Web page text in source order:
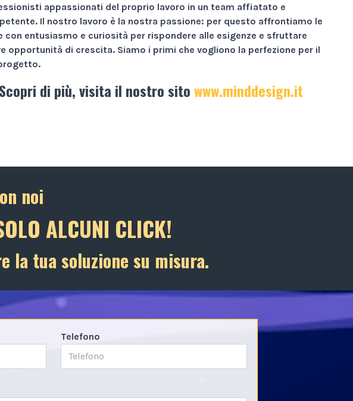
appassionati del proprio lavoro in un team affiatato e
Il nostro lavoro è la nostra passione: per questo affrontiamo le
con entusiasmo e curiosità per rispondere alle esigenze e sfruttare
opportunità di crescita. Siamo i primi che vogliono la perfezione per il
Scopri di più, visita il nostro sitowww.minddesign.it
noi
ALCUNI CLICK!
la tua soluzione su misura.
Telefono